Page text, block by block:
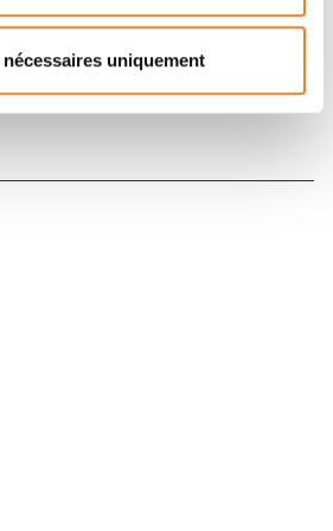
uniquement
vous à la newsletter